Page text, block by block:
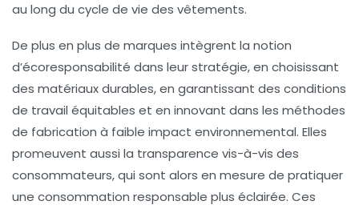
au long du cycle de vie des vêtements.
De plus en plus de marques intègrent la notion
d’écoresponsabilité dans leur stratégie, en choisissant
des matériaux durables, en garantissant des conditions
de travail équitables et en innovant dans les méthodes
de fabrication à faible impact environnemental. Elles
promeuvent aussi la transparence vis-à-vis des
consommateurs, qui sont alors en mesure de pratiquer
une consommation responsable plus éclairée. Ces